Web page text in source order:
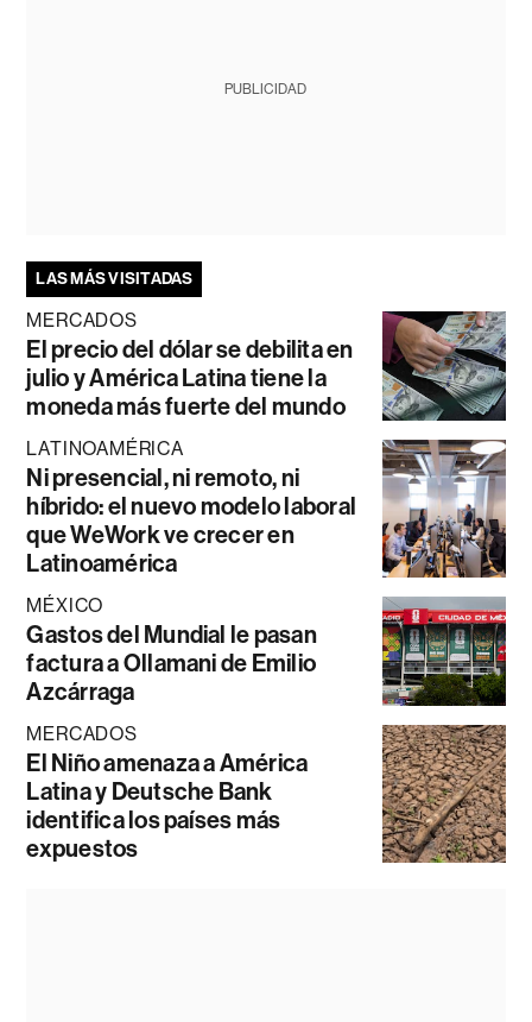
PUBLICIDAD
LAS MÁS VISITADAS
MERCADOS
El precio del dólar se debilita en
julio y América Latina tiene la
moneda más fuerte del mundo
LATINOAMÉRICA
Ni presencial, ni remoto, ni
híbrido: el nuevo modelo laboral
que WeWork ve crecer en
Latinoamérica
MÉXICO
Gastos del Mundial le pasan
factura a Ollamani de Emilio
Azcárraga
MERCADOS
El Niño amenaza a América
Latina y Deutsche Bank
identifica los países más
expuestos